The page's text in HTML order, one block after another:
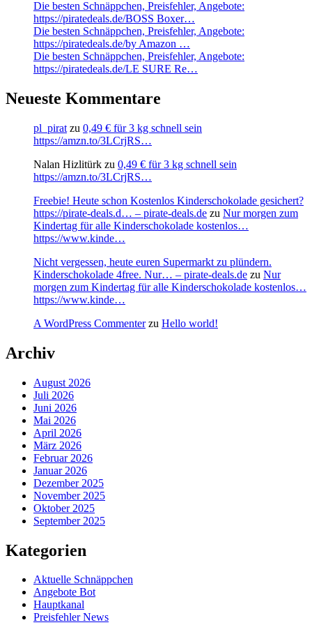
Die besten Schnäppchen, Preisfehler, Angebote:
https://piratedeals.de/BOSS Boxer…
Die besten Schnäppchen, Preisfehler, Angebote:
https://piratedeals.de/by Amazon …
Die besten Schnäppchen, Preisfehler, Angebote:
https://piratedeals.de/LE SURE Re…
Neueste Kommentare
pl_pirat zu 0,49 € für 3 kg schnell sein
https://amzn.to/3LCrjRS…
Nalan Hizlitürk zu 0,49 € für 3 kg schnell sein
https://amzn.to/3LCrjRS…
Freebie! Heute schon Kostenlos Kinderschokolade gesichert?
https://pirate-deals.d… – pirate-deals.de zu Nur morgen zum
Kindertag für alle Kinderschokolade kostenlos…
https://www.kinde…
Nicht vergessen, heute euren Supermarkt zu plündern.
Kinderschokolade 4free. Nur… – pirate-deals.de zu Nur
morgen zum Kindertag für alle Kinderschokolade kostenlos…
https://www.kinde…
A WordPress Commenterzu Hello world!
Archiv
August 2026
Juli 2026
Juni 2026
Mai 2026
April 2026
März 2026
Februar 2026
Januar 2026
Dezember 2025
November 2025
Oktober 2025
September 2025
Kategorien
Aktuelle Schnäppchen
Angebote Bot
Hauptkanal
Preisfehler News